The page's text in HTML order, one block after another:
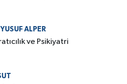
ALPER
ve Psikiyatri